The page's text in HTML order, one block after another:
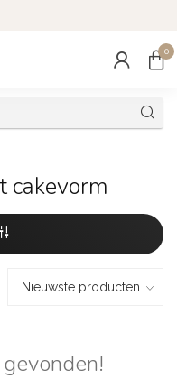
0
cakevorm